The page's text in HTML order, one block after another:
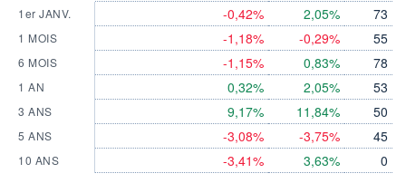
1er JANV.
1 MOIS
6 MOIS
1 AN
3 ANS
5 ANS
10 ANS
-0,42%
-1,18%
-1,15%
0,32%
9,17%
-3,08%
-3,41%
2,05%
-0,29%
0,83%
2,05%
11,84%
-3,75%
3,63%
73
55
78
53
50
45
0